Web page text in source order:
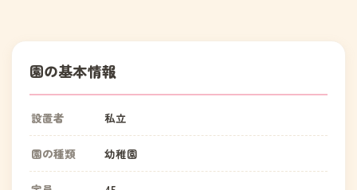
園の基本情報
設置者 私立
園の種類 幼稚園